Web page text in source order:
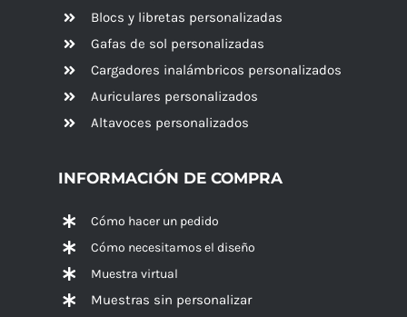
Blocs y libretas personalizadas
Gafas de sol personalizadas
Cargadores inalámbricos personalizados
Auriculares personalizados
Altavoces personalizados
INFORMACIÓN DE COMPRA
Cómo hacer un pedido
Cómo necesitamos el diseño
Muestra virtual
Muestras sin personalizar